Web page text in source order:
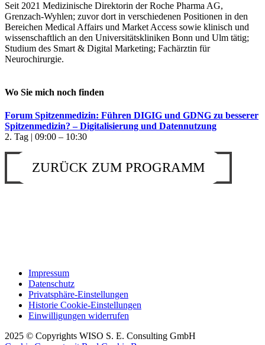
Seit 2021 Medizinische Direktorin der Roche Pharma AG,
Grenzach-Wyhlen; zuvor dort in verschiedenen Positionen in den
Bereichen Medical Affairs und Market Access sowie klinisch und
wissenschaftlich an den Universitätskliniken Bonn und Ulm tätig;
Studium des Smart & Digital Marketing; Fachärztin für
Neurochirurgie.
Wo Sie mich noch finden
Forum Spitzenmedizin: Führen DIGIG und GDNG zu besserer
Spitzenmedizin? – Digitalisierung und Datennutzung
2. Tag | 09:00 – 10:30
ZURÜCK ZUM PROGRAMM
Impressum
Datenschutz
Privatsphäre-Einstellungen
Historie Cookie-Einstellungen
Einwilligungen widerrufen
2025 © Copyrights WISO S. E. Consulting GmbH